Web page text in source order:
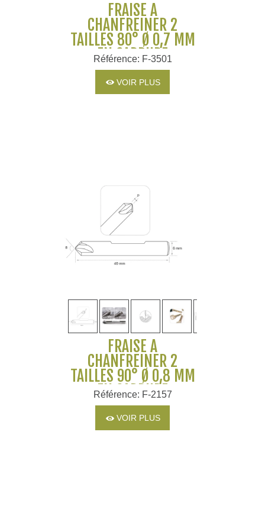
FRAISE À
CHANFREINER 2
TAILLES 80° Ø 0,7 MM
EN CARBURE
MONOBLOC POUR
MACHINES SILCA ET
JMA
Référence: F-3501
VOIR PLUS
FRAISE À
CHANFREINER 2
TAILLES 90° Ø 0,8 MM
EN CARBURE
MONOBLOC POUR
MACHINES SILCA ET
JMA
Référence: F-2157
VOIR PLUS